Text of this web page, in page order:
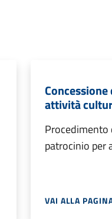
attività
Procedimento
patrocinio per
VAI ALLA